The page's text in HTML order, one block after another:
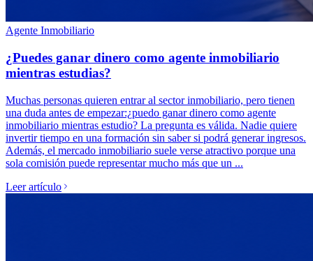
Agente Inmobiliario
¿Puedes ganar dinero como agente inmobiliario
mientras estudias?
Muchas personas quieren entrar al sector inmobiliario, pero tienen
una duda antes de empezar:¿puedo ganar dinero como agente
inmobiliario mientras estudio? La pregunta es válida. Nadie quiere
invertir tiempo en una formación sin saber si podrá generar ingresos.
Además, el mercado inmobiliario suele verse atractivo porque una
sola comisión puede representar mucho más que un ...
Leer artículo